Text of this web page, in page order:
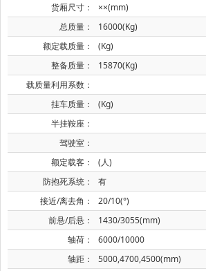
货厢尺寸：
××(mm)
总质量：
16000(Kg)
额定载质量：
(Kg)
整备质量：
15870(Kg)
载质量利用系数：
挂车质量：
(Kg)
半挂鞍座：
驾驶室：
额定载客：
(人)
防抱死系统：
有
接近/离去角：
20/10(°)
前悬/后悬：
1430/3055(mm)
轴荷：
6000/10000
轴距：
5000,4700,4500(mm)